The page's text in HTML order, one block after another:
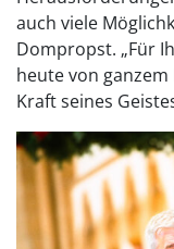
auch viele
Dompropst. „Für
heute von
Kraft seines